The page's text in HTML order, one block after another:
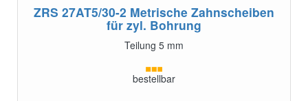
ZRS 27AT5/30-2 Metrische Zahnscheiben
für zyl. Bohrung
Teilung 5 mm
bestellbar